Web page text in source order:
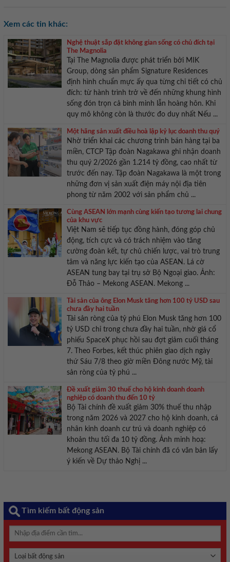
Xem các tin khác:
Nghệ thuật sắp đặt không gian sống có chủ đích tại
The Magnolia
Tại The Magnolia được phát triển bởi MIK
Group, dòng sản phẩm Signature Residences
định hình chuẩn mực ấy qua từng chi tiết có chủ
đích: từ hành trình trở về đến những khung hình
sống đón trọn cả bình minh lẫn hoàng hôn. Khi
quy mô không còn là thước đo duy nhất Nếu ...
Một hãng sản xuất điều hoà lập kỷ lục doanh thu quý
Nhờ triển khai các chương trình bán hàng tại ba
miền, CTCP Tập đoàn Nagakawa ghi nhận doanh
thu quý 2/2026 gần 1.214 tỷ đồng, cao nhất từ
trước đến nay. Tập đoàn Nagakawa là một trong
những đơn vị sản xuất điện máy nội địa tiên
phong từ năm 2002 với sản phẩm chủ ...
Cùng ASEAN lớn mạnh cùng kiến tạo tương lai chung
của khu vực
Việt Nam sẽ tiếp tục đồng hành, đóng góp chủ
động, tích cực và có trách nhiệm vào tăng
cường đoàn kết, tự chủ chiến lược, vai trò trung
tâm và năng lực kiến tạo của ASEAN. Lá cờ
ASEAN tung bay tại trụ sở Bộ Ngoại giao. Ảnh:
Đỗ Thảo – Mekong ASEAN. Mekong ...
Tài sản của ông Elon Musk tăng hơn 100 tỷ USD sau
chưa đầy hai tuần
Tài sản ròng của tỷ phú Elon Musk tăng hơn 100
tỷ USD chỉ trong chưa đầy hai tuần, nhờ giá cổ
phiếu SpaceX phục hồi sau đợt giảm cuối tháng
7. Theo Forbes, kết thúc phiên giao dịch ngày
thứ Sáu 7/8 theo giờ miền Đông nước Mỹ, tài
sản ròng của tỷ phú ...
Đề xuất giảm 30 thuế cho hộ kinh doanh doanh
nghiệp có doanh thu đến 10 tỷ
Bộ Tài chính đề xuất giảm 30% thuế thu nhập
trong năm 2026 và 2027 cho hộ kinh doanh, cá
nhân kinh doanh cư trú và doanh nghiệp có
khoản thu tối đa 10 tỷ đồng. Ảnh minh hoạ:
Mekong ASEAN. Bộ Tài chính đã có văn bản lấy
ý kiến về Dự thảo Nghị ...
Tìm kiếm bất động sản